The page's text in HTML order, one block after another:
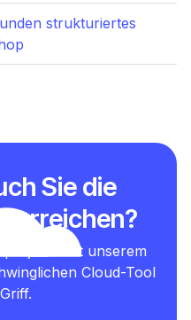
strukturiertes
Sie die
erreichen?
mit unserem
Cloud-Tool